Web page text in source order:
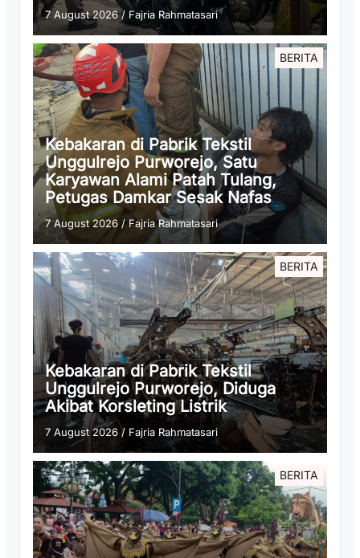
7 August 2026/ Fajria Rahmatasari
BERITA
Kebakaran di Pabrik Tekstil
Unggulrejo Purworejo, Satu
Karyawan Alami Patah Tulang,
Petugas Damkar Sesak Nafas
7 August 2026 /Fajria Rahmatasari
BERITA
Kebakaran di Pabrik Tekstil
Unggulrejo Purworejo, Diduga
Akibat Korsleting Listrik
7 August 2026/ Fajria Rahmatasari
BERITA